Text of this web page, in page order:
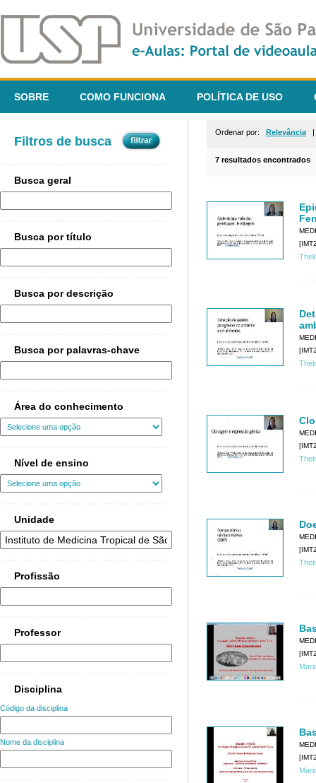
SOBRE COMO FUNCIONA POLÍTICA DE USO
Filtros de busca
Busca geral
Busca por título
Busca por descrição
Busca por palavras-chave
Área do conhecimento
Nível de ensino
Unidade
Profissão
Professor
Disciplina
Código da disciplina
Nome da disciplina
Ordenar por: Relevância
7 resultados encontrados